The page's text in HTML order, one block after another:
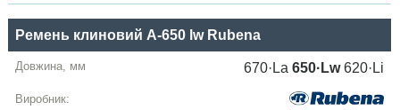
Ремень клиновий A-650 lw Rubena
670·La650·Lw620·Li